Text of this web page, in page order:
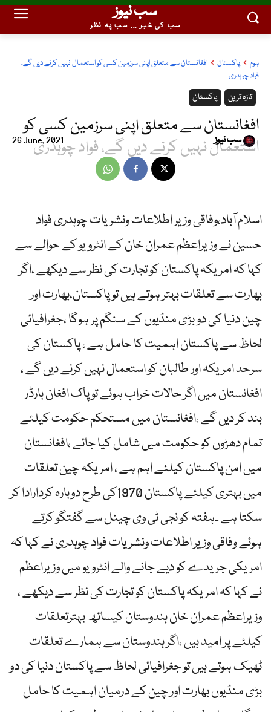
سب نیوز
سب کی خبر ... سب پہ نظر
ہوم پاکستان
افغانستان سے متعلق اپنی سرزمین کسی کو استعمال نہیں کرنے دیں گے،
فواد چوہدری
پاکستان تازہ ترین
افغانستان سے متعلق اپنی سرزمین کسی کو
استعمال نہیں کرنے دیں گے، فواد چوہدری
26 June, 2021 سب نیوز
اسلام آباد،وفاقی وزیر اطلاعات ونشریات چوہدری فواد
حسین نے وزیراعظم عمران خان کے انٹرویو کے حوالے سے
کہا کہ امریکہ پاکستان کو تجارت کی نظر سے دیکھے ،اگر
بھارت سے تعلقات بہتر ہوتے ہیں تو پاکستان،بھارت اور
چین دنیا کی دو بڑی منڈیوں کے سنگم پر ہوگا ،جغرافیائی
لحاظ سے پاکستان اہمیت کا حامل ہے ، پاکستان کی
سرحد امریکہ اور طالبان کو استعمال نہیں کرنے دیں گے ،
افغانستان میں اگر حالات خراب ہوئے تو پاک افغان بارڈر
بند کر دیں گے ،افغانستان میں مستحکم حکومت کیلئے
تمام دھڑوں کو حکومت میں شامل کیا جائے ،افغانستان
میں امن پاکستان کیلئے اہم ہے ، امریکہ چین تعلقات
میں بہتری کیلئے پاکستان 1970کی طرح دوبارہ کردارادا کر
سکتا ہے ۔ہفتہ کو نجی ٹی وی چینل سے گفتگو کرتے
ہوئے وفاقی وزیر اطلاعات ونشریات فواد چوہدری نے کہا کہ
امریکی جریدے کو دیے جانے والے انٹرویو میں وزیراعظم
نے کہا کہ امریکہ پاکستان کو تجارت کی نظر سے دیکھے ،
وزیراعظم عمران خان ہندوستان کیساتھ بہترتعلقات
کیلئے پر امید ہیں ،اگر ہندوستان سے ہمارے تعلقات
ٹھیک ہوتے ہیں تو جغرافیائی لحاظ سے پاکستان دنیا کی دو
بڑی منڈیوں بھارت اور چین کے درمیان اہمیت کا حامل